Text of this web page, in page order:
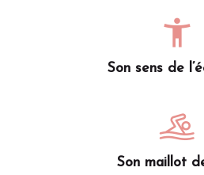
Son sens de
Son maillot